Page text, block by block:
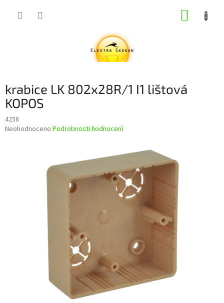
krabice LK 802x28R/1 I1 lištová
KOPOS
4258
Průměrné
Neohodnoceno Podrobnosti hodnocení